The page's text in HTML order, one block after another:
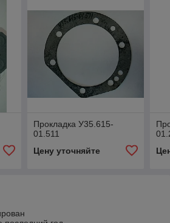
Прокладка У35.615-
01.511
Цену уточняйте